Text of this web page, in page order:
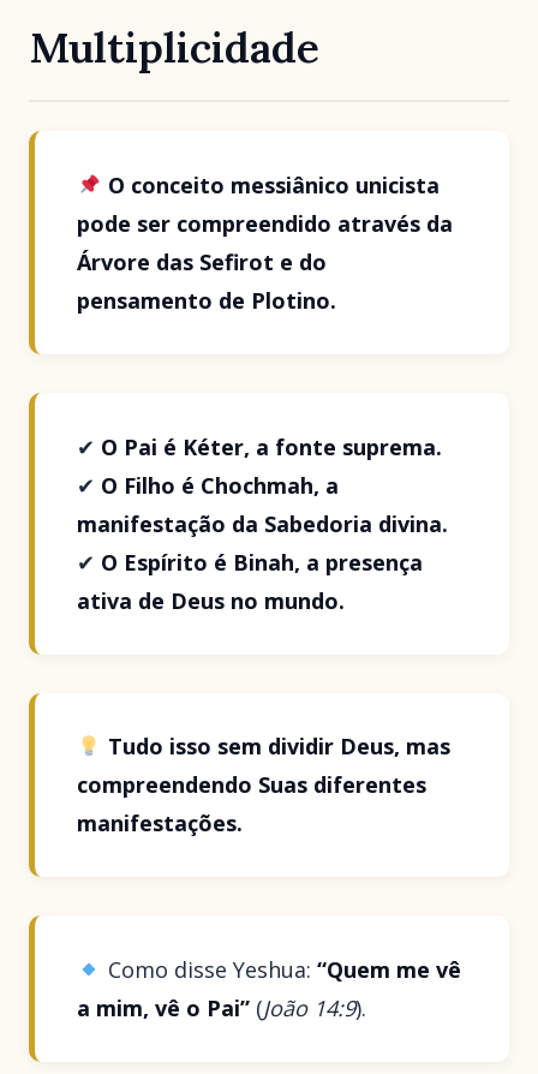
Multiplicidade
O conceito messiânico unicista
pode ser compreendido através da
Árvore das Sefirot e do
pensamento de Plotino.
✔ O Pai é Kéter, a fonte suprema.
✔ O Filho é Chochmah, a
manifestação da Sabedoria divina.
✔ O Espírito é Binah, a presença
ativa de Deus no mundo.
Tudo isso sem dividir Deus, mas
compreendendo Suas diferentes
manifestações.
Como disse Yeshua: “Quem me vê
a mim, vê o Pai” (João 14:9).